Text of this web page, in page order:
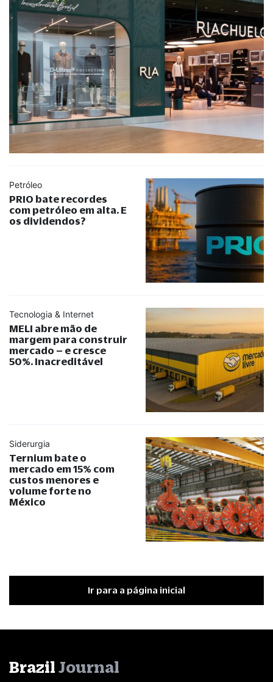
Petróleo
PRIO bate recordes
com petróleo em alta. E
os dividendos?
Tecnologia & Internet
MELI abre mão de
margem para construir
mercado – e cresce
50%. Inacreditável
Siderurgia
Ternium bate o
mercado em 15% com
custos menores e
volume forte no
México
Ir para a página inicial
Brazil Journal